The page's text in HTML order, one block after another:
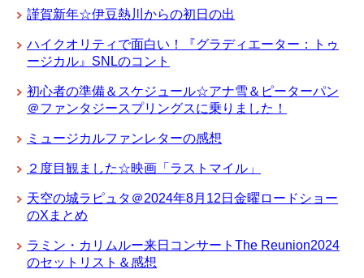
謹賀新年☆伊豆熱川からの初日の出
ハイクオリティで面白い！『グラディエーター：トゥ
ージカル』SNLのコント
初心者の準備＆スケジュール☆アナ雪＆ピーターパン
＠ファンタジースプリングスに乗りました！
ミュージカルファンレターの感想
２度目観ました☆映画「ラストマイル」
天空の城ラピュタ＠2024年8月12日金曜ロードショー
のXまとめ
ラミン・カリムルー来日コンサートThe Reunion2024
のセットリスト＆感想